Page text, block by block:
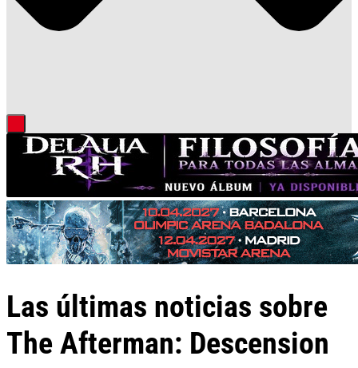
Las últimas noticias sobre
The Afterman: Descension